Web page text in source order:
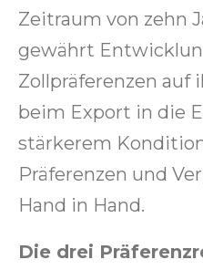
Zeitraum von zehn
gewährt
Zollpräferenzen auf
beim Export in die
stärkerem
Präferenzen und
Hand in Hand.
Die drei